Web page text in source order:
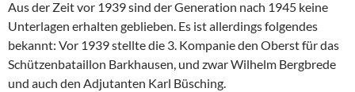
Aus der Zeit vor 1939 sind der Generation nach 1945 keine
Unterlagen erhalten geblieben. Es ist allerdings folgendes
bekannt: Vor 1939 stellte die 3. Kompanie den Oberst für das
Schützenbataillon Barkhausen, und zwar Wilhelm Bergbrede
und auch den Adjutanten Karl Büsching.